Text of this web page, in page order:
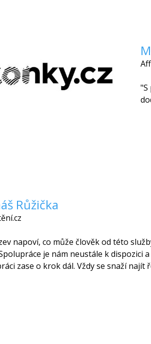
Růžička
napoví, co může člověk od této
je nám neustále k dispozici
zase o krok dál. Vždy se snaží